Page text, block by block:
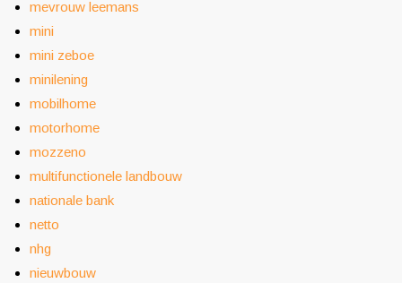
mevrouw leemans
mini
mini zeboe
minilening
mobilhome
motorhome
mozzeno
multifunctionele landbouw
nationale bank
netto
nhg
nieuwbouw